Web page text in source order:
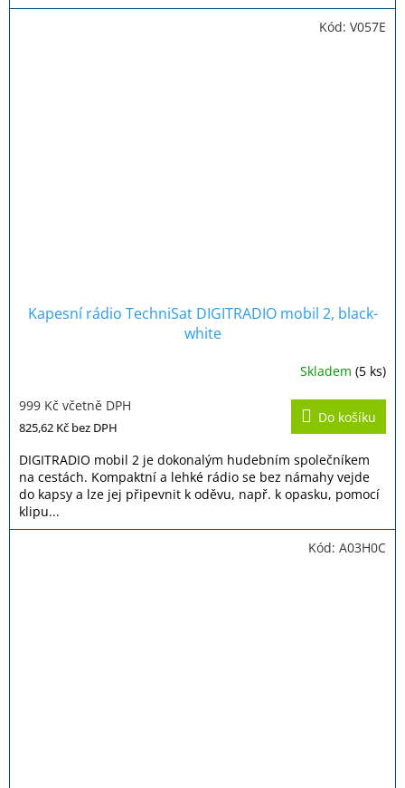
Kapesní rádio TechniSat DIGITRADIO mobil 2, black-
white
produktu
je
z
5
hvězdiček.
Skladem(5 ks)
999 Kč včetně DPH
825,62 Kč bez DPH
Do košíku
DIGITRADIO mobil 2 je dokonalým hudebním společníkem
na cestách. Kompaktní a lehké rádio se bez námahy vejde
do kapsy a lze jej připevnit k oděvu, např. k opasku, pomocí
klipu...
Kód: V057E
Kód: A03H0C